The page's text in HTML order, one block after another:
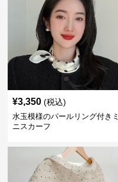
¥3,350 (税込)
水玉模様のパールリング付きミ
ニスカーフ